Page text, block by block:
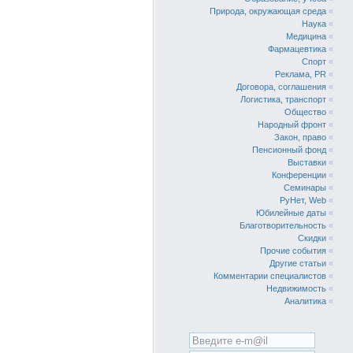
Природа, окружающая среда «
Наука «
Медицина «
Фармацевтика «
Спорт «
Реклама, PR «
Договора, соглашения «
Логистика, транспорт «
Общество «
Народный фронт «
Закон, право «
Пенсионный фонд «
Выставки «
Конференции «
Семинары «
РуНет, Web «
Юбилейные даты «
Благотворительность «
Скидки «
Прочие события «
Другие статьи «
Комментарии специалистов «
Недвижимость «
Аналитика «